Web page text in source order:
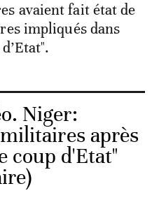
avaient fait état de
impliqués dans
Niger:
après
coup d'Etat"